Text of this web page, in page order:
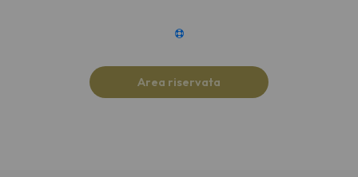
Area riservata